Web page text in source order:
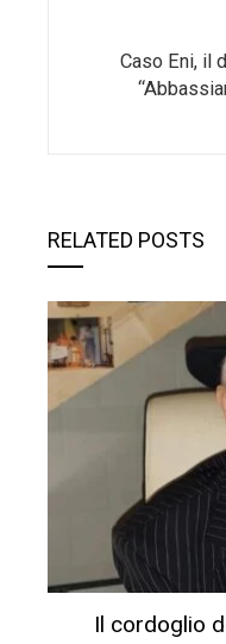
Caso Eni, il
RELATED POSTS
Il cordoglio